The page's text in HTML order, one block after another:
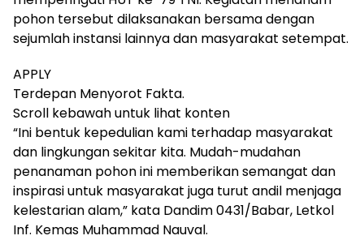
pohon tersebut dilaksanakan bersama dengan
sejumlah instansi lainnya dan masyarakat setempat.
APPLY
Terdepan Menyorot Fakta.
Scroll kebawah untuk lihat konten
“Ini bentuk kepedulian kami terhadap masyarakat
dan lingkungan sekitar kita. Mudah-mudahan
penanaman pohon ini memberikan semangat dan
inspirasi untuk masyarakat juga turut andil menjaga
kelestarian alam,” kata Dandim 0431/Babar, Letkol
Inf. Kemas Muhammad Nauval.